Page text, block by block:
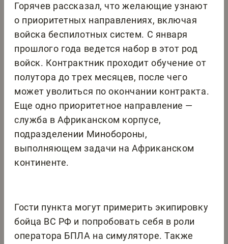
Горячев рассказал, что желающие узнают
о приоритетных направлениях, включая
войска беспилотных систем. С января
прошлого года ведется набор в этот род
войск. Контрактник проходит обучение от
полутора до трех месяцев, после чего
может уволиться по окончании контракта.
Еще одно приоритетное направление —
служба в Африканском корпусе,
подразделении Минобороны,
выполняющем задачи на Африканском
континенте.
Гости пункта могут примерить экипировку
бойца ВС РФ и попробовать себя в роли
оператора БПЛА на симуляторе. Также